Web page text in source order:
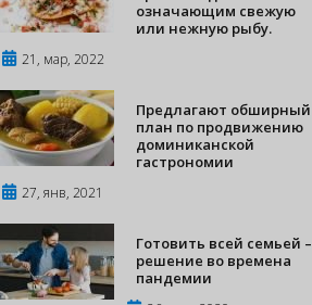
означающим свежую
или нежную рыбу.
21, мар, 2022
Предлагают обширный
план по продвижению
доминиканской
гастрономии
27, янв, 2021
Готовить всей семьей –
решение во времена
пандемии